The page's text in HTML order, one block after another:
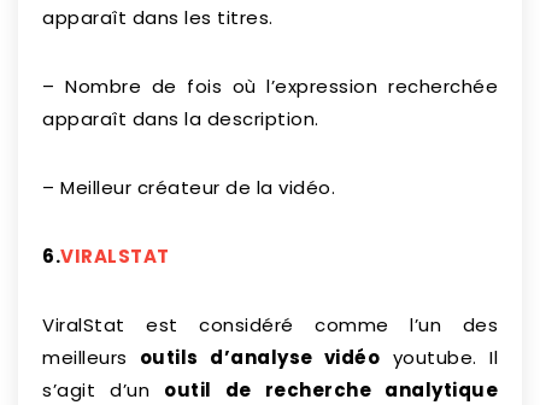
apparaît dans les titres.
– Nombre de fois où l’expression recherchée
apparaît dans la description.
– Meilleur créateur de la vidéo.
6.VIRALSTAT
ViralStat est considéré comme l’un des
meilleurs outils d’analyse vidéo youtube. Il
s’agit d’un outil de recherche analytique